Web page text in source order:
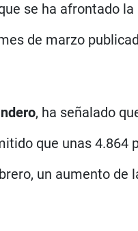
se ha afrontado
de marzo
, ha señalado
que unas 4.864
un aumento